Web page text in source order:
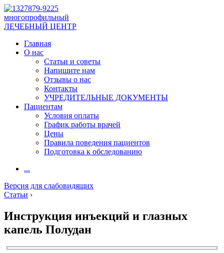
многопрофильный
ЛЕЧЕБНЫЙ ЦЕНТР
Главная
О нас
Статьи и советы
Напишите нам
Отзывы о нас
Контакты
УЧРЕДИТЕЛЬНЫЕ ДОКУМЕНТЫ
Пациентам
Условия оплаты
График работы врачей
Цены
Правила поведения пациентов
Подготовка к обследованию
...
Версия для слабовидящих
Статьи ›
Инструкция инъекций и глазных
капель Полудан